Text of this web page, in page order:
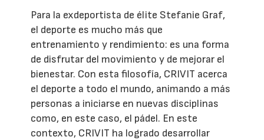
Para la exdeportista de élite Stefanie Graf,
el deporte es mucho más que
entrenamiento y rendimiento: es una forma
de disfrutar del movimiento y de mejorar el
bienestar. Con esta filosofía, CRIVIT acerca
el deporte a todo el mundo, animando a más
personas a iniciarse en nuevas disciplinas
como, en este caso, el pádel. En este
contexto, CRIVIT ha logrado desarrollar